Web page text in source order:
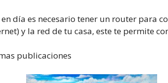
día es necesario tener un router para
y la red de tu casa, este te permite
publicaciones